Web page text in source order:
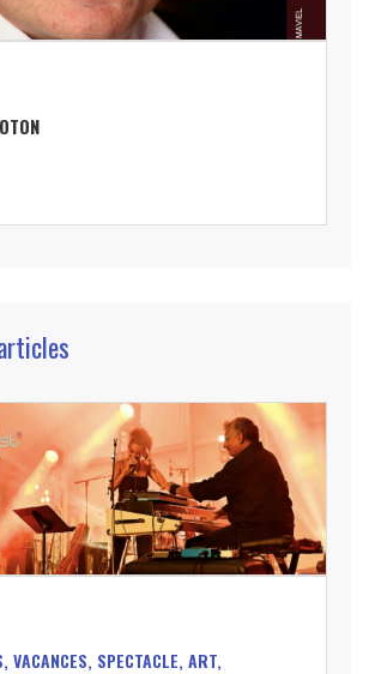
VACANCES, SPECTACLE, ART,